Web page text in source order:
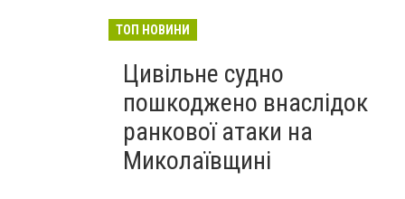
ТОП НОВИНИ
Цивільне судно
пошкоджено внаслідок
ранкової атаки на
Миколаївщині